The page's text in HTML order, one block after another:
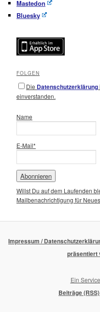
Mastedon
Bluesky
FOLGEN
Die Datenschutzerklärung
einverstanden.
Name
E-Mail*
Willst Du auf dem Laufenden
Mailbenachrichtigung für
Impressum /
präsentiert
Ein
Beiträge (RSS)